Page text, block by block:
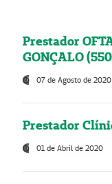
Prestador
GONÇALO
07 de Agosto de 2020
Prestador
01 de Abril de 2020